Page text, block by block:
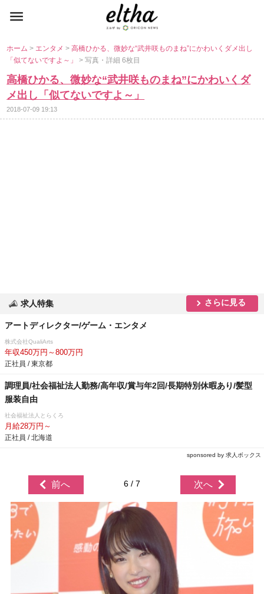
ホーム> エンタメ>高橋ひかる、微妙な“武井咲ものまね”にかわいくダメ出し
「似てないですよ～」> 写真・詳細 6枚目
高橋ひかる、微妙な“武井咲ものまね”にかわいくダ
メ出し「似てないですよ～」
2018-07-09 19:13
求人特集 さらに見る
アートディレクター/ゲーム・エンタメ
株式会社QualiArts
年収450万円～800万円
正社員 / 東京都
調理員/社会福祉法人勤務/高年収/賞与年2回/長期特別休暇あり/髪型
服装自由
社会福祉法人とらくろ
月給28万円～
正社員 / 北海道
sponsored by 求人ボックス
前へ 6 / 7 次へ